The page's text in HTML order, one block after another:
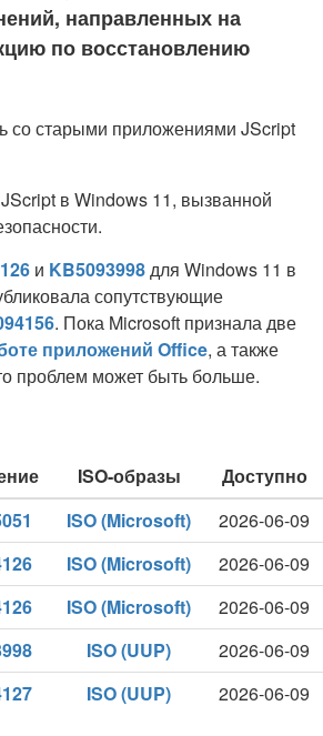
направленных на
по восстановлению
в Windows 11, вызванной
и KB5093998для Windows 11 в
сопутствующие
. Пока Microsoft признала две
приложений Office, а также
проблем может быть больше.
ISO-образы
Доступно
ISO (Microsoft)
2026-06-09
ISO (Microsoft)
2026-06-09
ISO (Microsoft)
2026-06-09
ISO (UUP)
2026-06-09
ISO (UUP) 2026-06-09